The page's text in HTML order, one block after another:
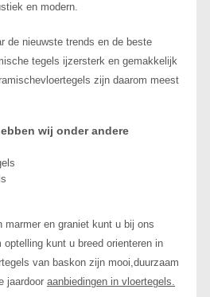
en modern.
de nieuwste trends en de beste
tegels ijzersterk en gemakkelijk
zijn daarom meest
wij onder andere
marmer en graniet kunt u bij ons
kunt u breed orienteren in
van baskon zijn mooi,duurzaam
jaardoor aanbiedingen in vloertegels.